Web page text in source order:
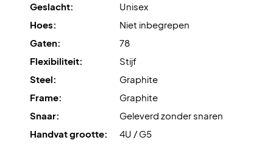
Geslacht:
Unisex
Hoes:
Niet inbegrepen
Gaten:
78
Flexibiliteit:
Stijf
Steel:
Graphite
Frame:
Graphite
Snaar:
Geleverd zonder snaren
Handvat grootte:
4U / G5